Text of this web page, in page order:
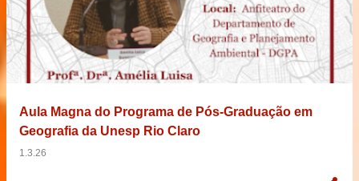
Aula Magna do Programa de Pós-Graduação em
Geografia da Unesp Rio Claro
1.3.26